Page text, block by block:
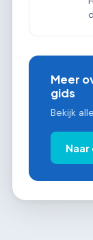
Meer
gids
Bekijk